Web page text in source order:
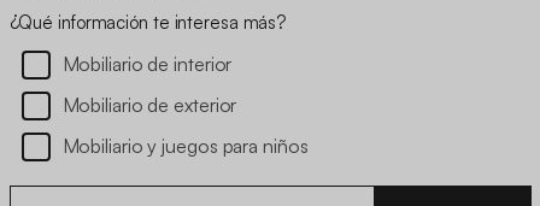
¿Qué información te interesa más?
Mobiliario de interior
Mobiliario de exterior
Mobiliario y juegos para niños